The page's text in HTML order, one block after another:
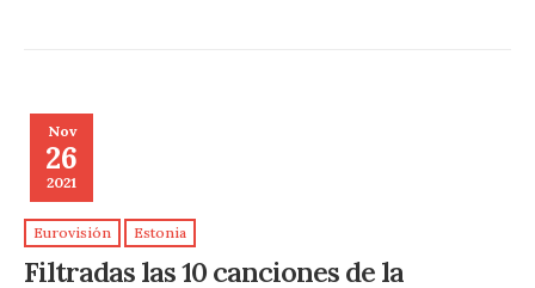
Nov
26
2021
Eurovisión Estonia
Filtradas las 10 canciones de la